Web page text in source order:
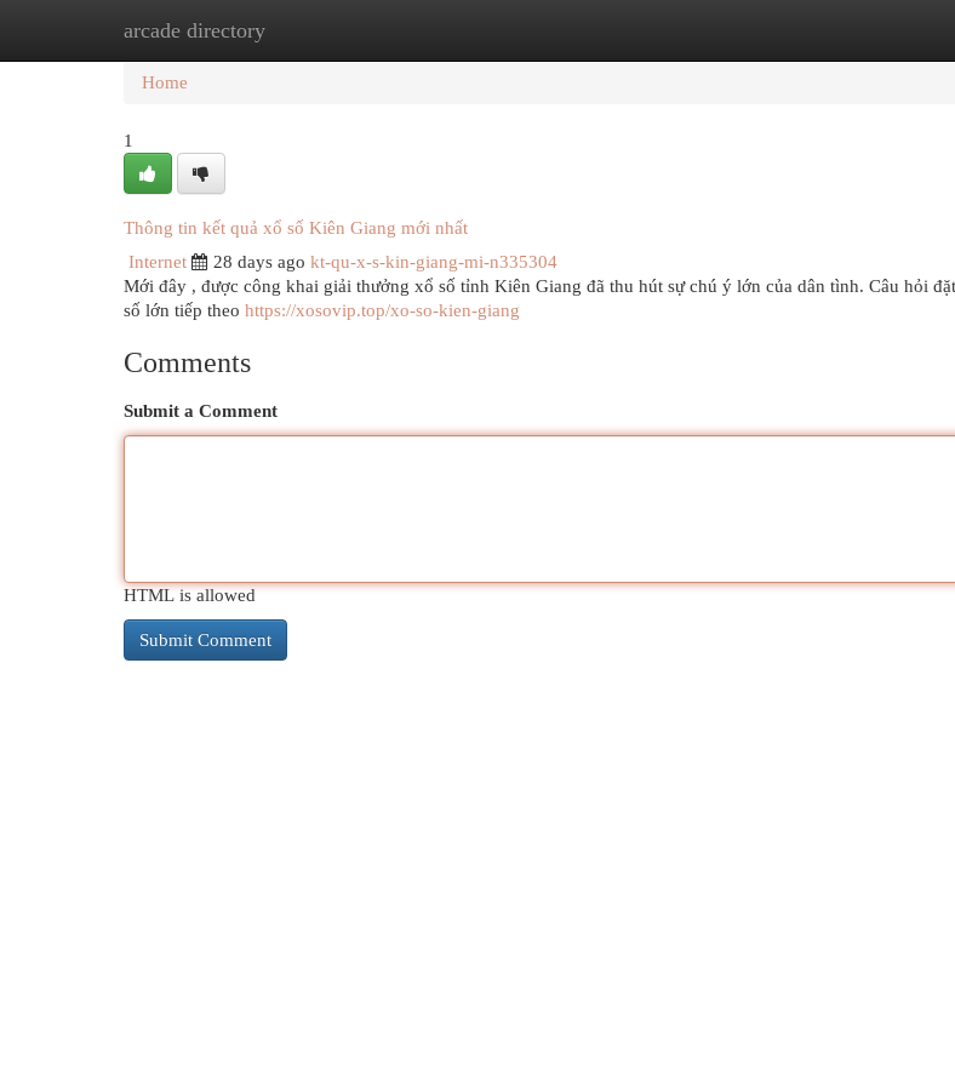
arcade directory
Home New Site Listings
Home
1
Thông tin kết quả xổ số Kiên Giang mới nhất
Internet
28 days ago kt-qu-x-s-kin-giang-mi-n335304
Mới đây , được công khai giải thưởng xổ số tỉnh Kiên Giang đã thu hút sự chú ý lớn của dân tình. Câu hỏi
số lớn tiếp theo https://xosovip.top/xo-so-kien-giang
Comments
Submit a Comment
HTML is allowed